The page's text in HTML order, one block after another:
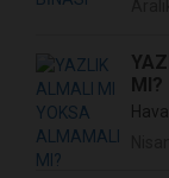
MI?